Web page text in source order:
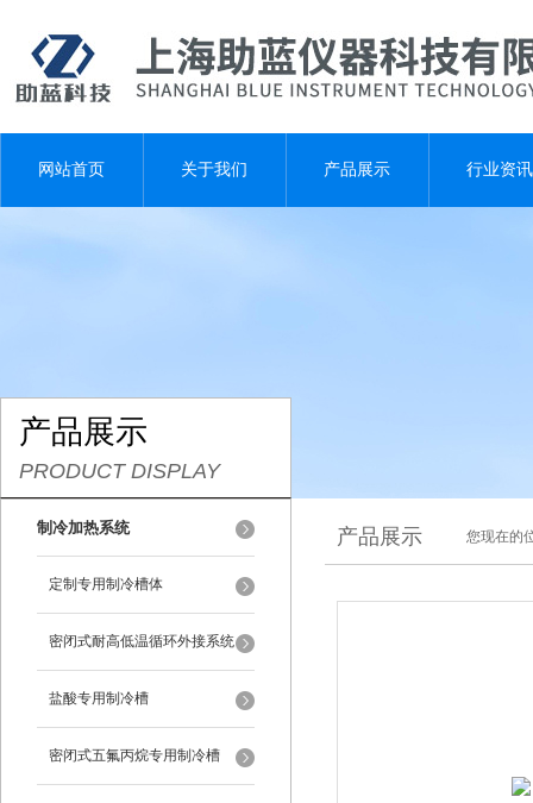
网站首页 关于我们 产品展示 行业资讯
产品展示
PRODUCT DISPLAY
制冷加热系统
定制专用制冷槽体
密闭式耐高低温循环外接系统
盐酸专用制冷槽
密闭式五氟丙烷专用制冷槽
产品展示 您现在的